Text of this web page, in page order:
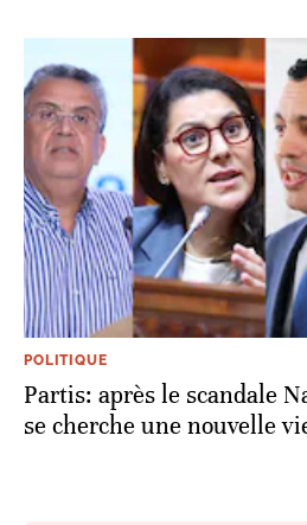
POLITIQUE
Partis: après le scandale
se cherche une nouvelle